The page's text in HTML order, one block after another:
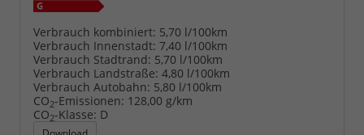
Verbrauch kombiniert: 5,70 l/100km
Verbrauch Innenstadt: 7,40 l/100km
Verbrauch Stadtrand: 5,70 l/100km
Verbrauch Landstraße: 4,80 l/100km
Verbrauch Autobahn: 5,80 l/100km
CO2-Emissionen: 128,00 g/km
CO2-Klasse: D